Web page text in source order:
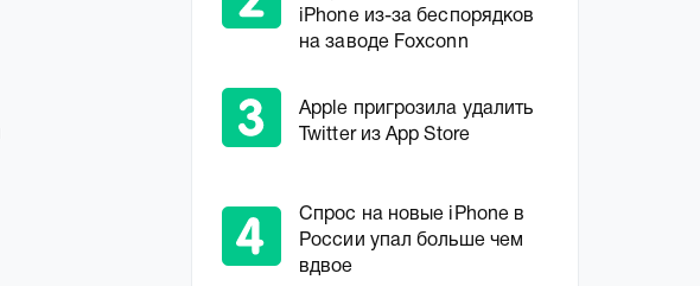
iPhone из-за беспорядков
на заводе Foxconn
Apple пригрозила удалить
Twitter из App Store
Спрос на новые iPhone в
России упал больше чем
вдвое